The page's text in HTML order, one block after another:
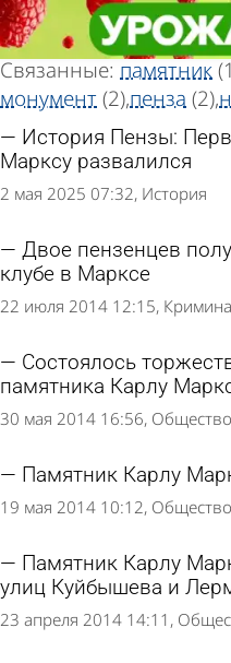
«Маркс»
Тег новостей
Всего найдено 15
Связанные: памятник
монумент(2)пенза (2)
История Пензы:
Марксу развалился
2 мая 2025 07:32 История
Двое пензенцев
клубе в Марксе
22 июля 2014 12:15
Состоялось
памятника Карлу
30 мая 2014 16:56 Общество
Памятник Карлу
19 мая 2014 10:12 Общество
Памятник Карлу
улиц Куйбышева и
23 апреля 2014 14:11
«Маркс»
Тег новостей